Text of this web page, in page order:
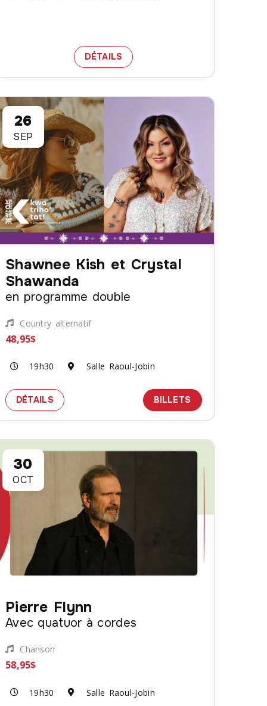
YVES LAMBERT
POUR LE SPECTACLE SHAUIT AVEC INVITÉ SPÉCIAL
DÉTAILS SPECTACLE MIMI O’BONSAWIN
26
SEP
Shawnee Kish et Crystal
Shawanda
en programme double
Country alternatif
48,95$
19h30 Salle Raoul-Jobin
DÉTAILSSPECTACLE SHAWNEE KISH ET CRYSTAL
BILLETS DES BILLETS
30
OCT
Pierre Flynn
Avec quatuor à cordes
Chanson
58,95$
19h30 Salle Raoul-Jobin